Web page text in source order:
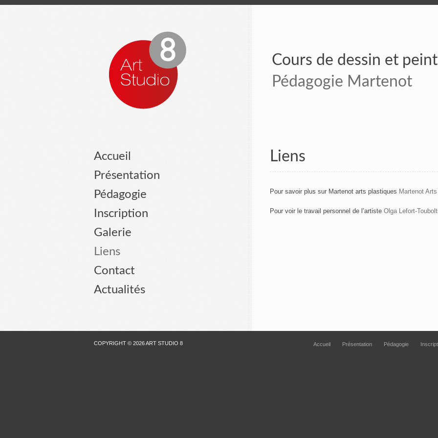
Cours de dessin et
Pédagogie Martenot
Liens
Pour savoir plus sur Martenot arts plastiques Martenot
Pour voir le travail personnel de l’artiste Olga Lefort-
Accueil
Présentation
Pédagogie
Inscription
Galerie
Liens
Contact
Actualités
COPYRIGHT © 2026 ART STUDIO 8 Accueil Présentation Pédagogie